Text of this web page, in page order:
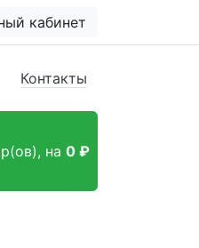
кабинет
Контакты
на 0 ₽